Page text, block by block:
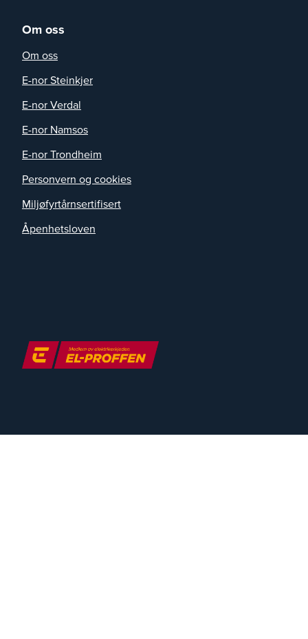
Om oss
Om oss
E-nor Steinkjer
E-nor Verdal
E-nor Namsos
E-nor Trondheim
Personvern og cookies
Miljøfyrtårnsertifisert
Åpenhetsloven